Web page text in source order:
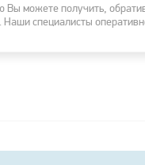
можете получить,
Наши специалисты